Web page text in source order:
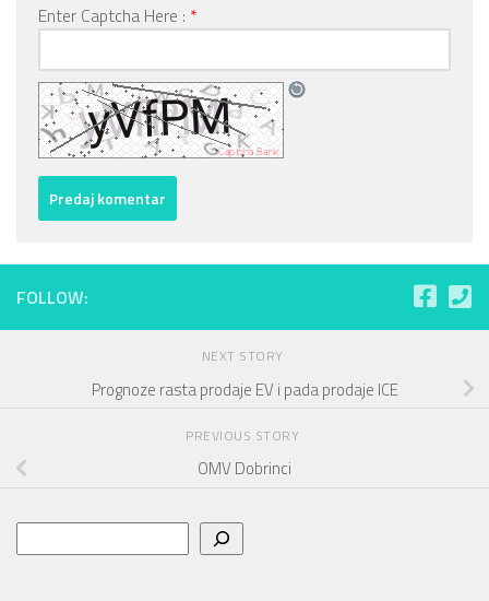
Enter Captcha Here : *
FOLLOW:
NEXT STORY
Prognoze rasta prodaje EV i pada prodaje ICE
PREVIOUS STORY
OMV Dobrinci